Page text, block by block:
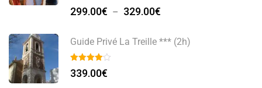
299.00€ – 329.00€
prix :
Guide Privé La Treille *** (2h)
339.00€